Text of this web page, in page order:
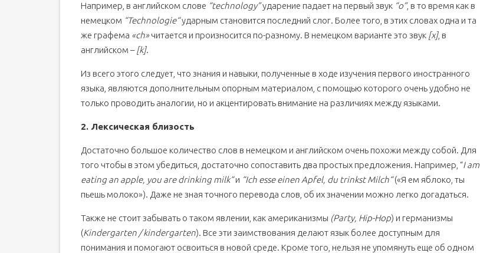
Например, в английском слове “technology”ударение падает на первый звук “о”, в то время как в
немецком “Technologie“ударным становится последний слог. Более того, в этих словах одна и та
же графема «ch»читается и произносится по-разному. В немецком варианте это звук [х], в
английском –[k].
Из всего этого следует, что знания и навыки, полученные в ходе изучения первого иностранного
языка, являются дополнительным опорным материалом, с помощью которого очень удобно не
только проводить аналогии, но и акцентировать внимание на различиях между языками.
2. Лексическая близость
Достаточно большое количество слов в немецком и английском очень похожи между собой. Для
того чтобы в этом убедиться, достаточно сопоставить два простых предложения. Например, “I am
eating an apple, you are drinking milk“и “Ich esse einen Apfel, du trinkst Milch“(«Я ем яблоко, ты
пьешь молоко»). Даже не зная точного перевода слов, об их значении можно легко догадаться.
Также не стоит забывать о таком явлении, как американизмы (Party, Hip-Hop) и германизмы
(Kindergarten / kindergarten). Все эти заимствования делают язык более доступным для
понимания и помогают освоиться в новой среде. Кроме того, нельзя не упомянуть еще об одном